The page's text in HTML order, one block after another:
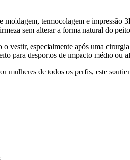
termocolagem e
sem alterar a forma natural do
vestir, especialmente após uma
para desportos de impacto médio ou
de todos os perfis, este